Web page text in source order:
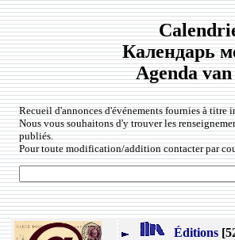
Календарь
Agenda
Recueil d'annonces d'événements fournies à titre
Nous vous souhaitons d'y trouver les
publiés.
Pour toute modification/addition contacter par
Éditions